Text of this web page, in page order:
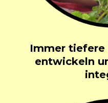
Immer tiefere
entwickeln